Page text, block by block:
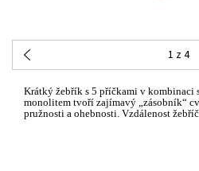
1 z 4
Krátký žebřík s 5 příčkami v kombinaci
monolitem tvoří zajímavý „zásobník“
pružnosti a ohebnosti. Vzdálenost